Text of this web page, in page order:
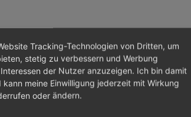
Integration
Tracking-Technologien von Dritten, um
stetig zu verbessern und Werbung
der Nutzer anzuzeigen. Ich bin damit
meine Einwilligung jederzeit mit Wirkung
oder ändern.